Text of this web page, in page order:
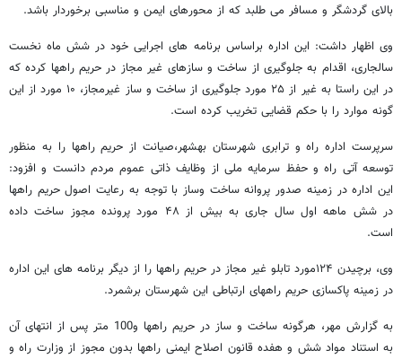
بالای گردشگر و مسافر می طلبد که از محورهای ایمن و مناسبی برخوردار باشد.
وی اظهار داشت: این اداره براساس برنامه های اجرایی خود در شش ماه نخست
سالجاری، اقدام به جلوگیری از ساخت و سازهای غیر مجاز در حریم راهها کرده که
در این راستا به غیر از ۲۵ مورد جلوگیری از ساخت و ساز غیرمجاز، ۱۰ مورد از این
گونه موارد را با حکم قضایی تخریب کرده است.
سرپرست اداره راه و ترابری شهرستان بهشهر،صیانت از حریم راهها را به منظور
توسعه آتی راه و حفظ سرمایه ملی از وظایف ذاتی عموم مردم دانست و افزود:
این اداره در زمینه صدور پروانه ساخت وساز با توجه به رعایت اصول حریم راهها
در شش ماهه اول سال جاری به بیش از ۴۸ مورد پرونده مجوز ساخت داده
است.
وی، برچیدن ۱۲۴مورد تابلو غیر مجاز در حریم راهها را از دیگر برنامه های این اداره
در زمینه پاکسازی حریم راههای ارتباطی این شهرستان برشمرد.
به گزارش مهر، هرگونه ساخت و ساز در حریم راهها و100 متر پس از انتهای آن
به استناد مواد شش و هفده قانون اصلاح ایمنی راهها بدون مجوز از وزارت راه و